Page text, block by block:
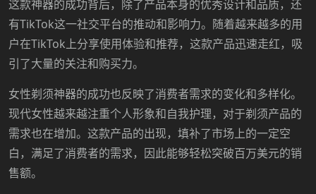
这款神器的成功背后，除了产品本身的优秀设计和品质，还
有TikTok这一社交平台的推动和影响力。随着越来越多的用
户在TikTok上分享使用体验和推荐，这款产品迅速走红，吸
引了大量的关注和购买力。
女性剃须神器的成功也反映了消费者需求的变化和多样化。
现代女性越来越注重个人形象和自我护理，对于剃须产品的
需求也在增加。这款产品的出现，填补了市场上的一定空
白，满足了消费者的需求，因此能够轻松突破百万美元的销
售额。